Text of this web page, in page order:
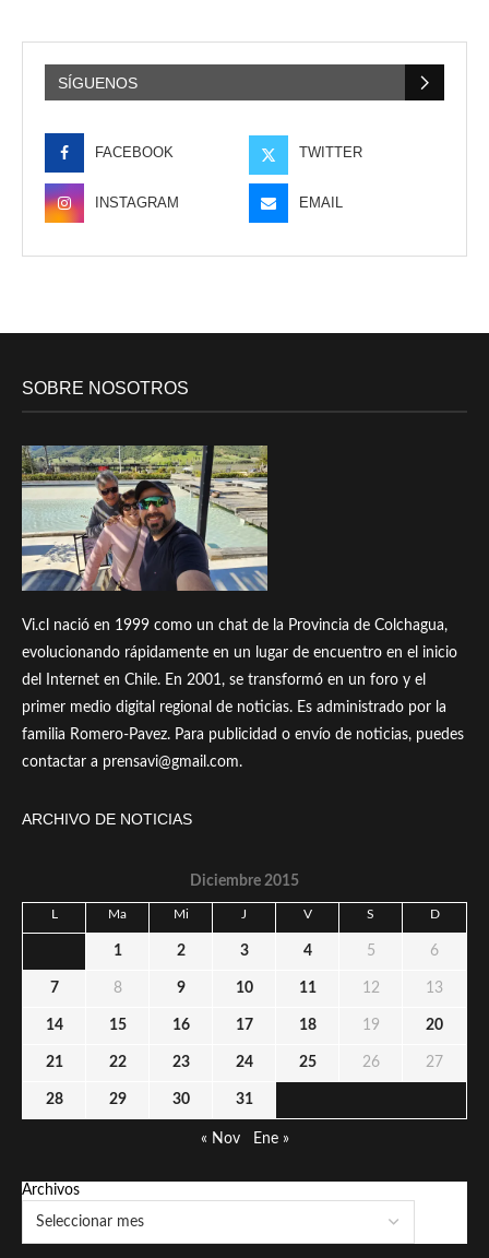
SÍGUENOS
FACEBOOK TWITTER
INSTAGRAM EMAIL
SOBRE NOSOTROS
Vi.cl nació en 1999 como un chat de la Provincia de Colchagua,
evolucionando rápidamente en un lugar de encuentro en el inicio
del Internet en Chile. En 2001, se transformó en un foro y el
primer medio digital regional de noticias. Es administrado por la
familia Romero-Pavez. Para publicidad o envío de noticias, puedes
contactar a prensavi@gmail.com.
ARCHIVO DE NOTICIAS
Diciembre 2015
L Ma Mi J V S D
1 2 3 4 5 6
7 8 9 10 11 12 13
14 15 16 17 18 19 20
21 22 23 24 25 26 27
28 29 30 31
« Nov Ene »
Archivos